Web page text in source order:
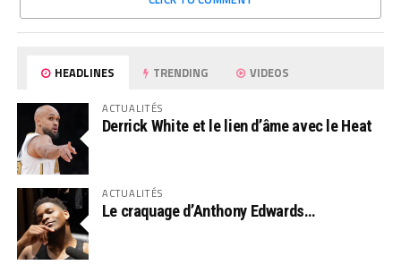
HEADLINES TRENDING VIDEOS
ACTUALITÉS
Derrick White et le lien d’âme avec le Heat
ACTUALITÉS
Le craquage d’Anthony Edwards…